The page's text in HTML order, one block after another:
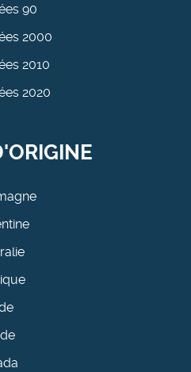
90
2000
2010
2020